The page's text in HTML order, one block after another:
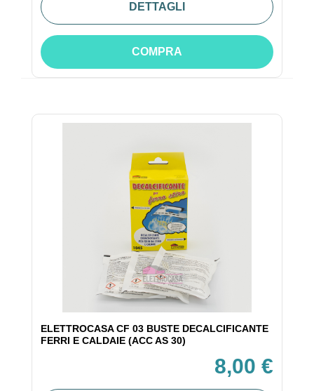
DETTAGLI
COMPRA
ELETTROCASA CF 03 BUSTE DECALCIFICANTE
FERRI E CALDAIE (ACC AS 30)
8,00 €